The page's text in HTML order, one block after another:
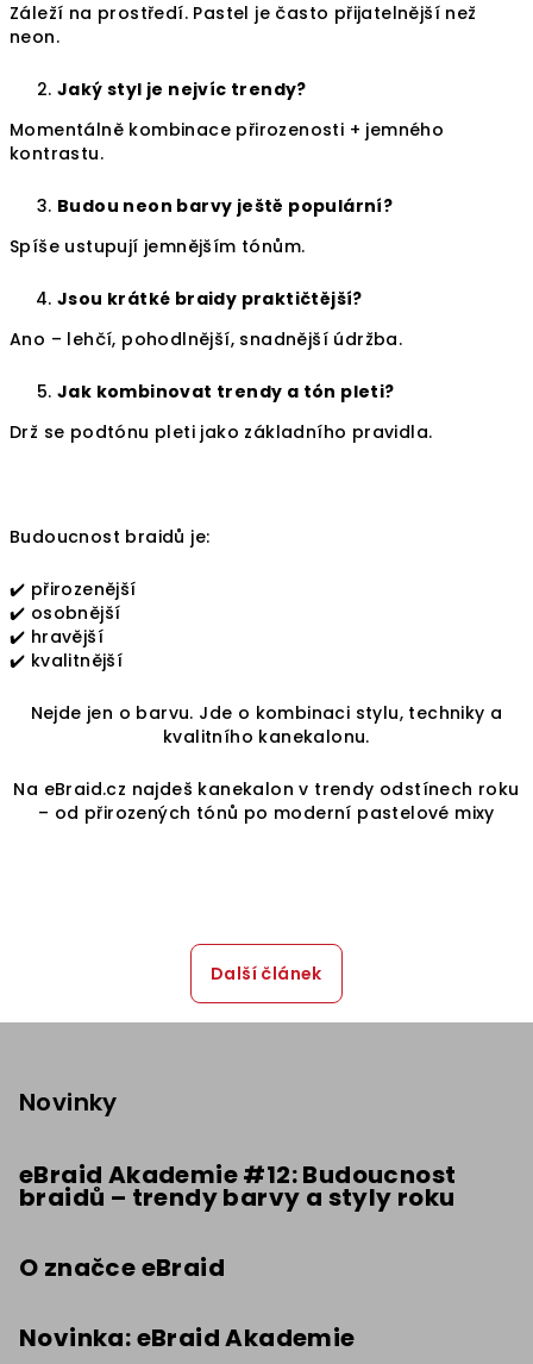
Záleží na prostředí. Pastel je často přijatelnější než
neon.
Jaký styl je nejvíc trendy?
Momentálně kombinace přirozenosti + jemného
kontrastu.
Budou neon barvy ještě populární?
Spíše ustupují jemnějším tónům.
Jsou krátké braidy praktičtější?
Ano – lehčí, pohodlnější, snadnější údržba.
Jak kombinovat trendy a tón pleti?
Drž se podtónu pleti jako základního pravidla.
Budoucnost braidů je:
✔️ přirozenější
✔️ osobnější
✔️ hravější
✔️ kvalitnější
Nejde jen o barvu. Jde o kombinaci stylu, techniky a
kvalitního kanekalonu.
Na eBraid.cz najdeš kanekalon v trendy odstínech roku
– od přirozených tónů po moderní pastelové mixy
Další článek
Novinky
eBraid Akademie #12: Budoucnost
braidů – trendy barvy a styly roku
O značce eBraid
Novinka: eBraid Akademie